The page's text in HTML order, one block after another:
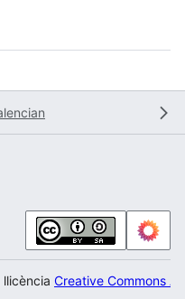
Creative Commons